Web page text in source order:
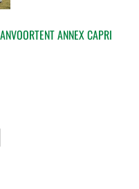
ANNEX CAPRI